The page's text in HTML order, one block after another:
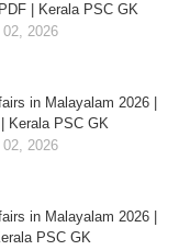
| Kerala PSC GK
2026
in Malayalam 2026 |
Kerala PSC GK
2026
in Malayalam 2026 |
PSC GK